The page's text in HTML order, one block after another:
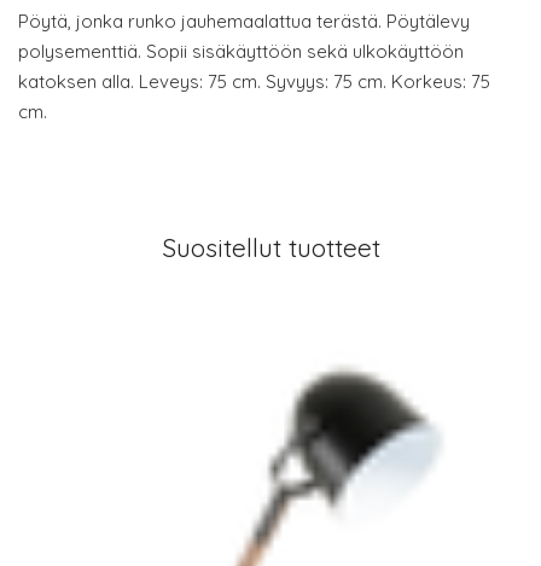
Pöytä, jonka runko jauhemaalattua terästä. Pöytälevy
polysementtiä. Sopii sisäkäyttöön sekä ulkokäyttöön
katoksen alla. Leveys: 75 cm. Syvyys: 75 cm. Korkeus: 75
cm.
Suositellut tuotteet